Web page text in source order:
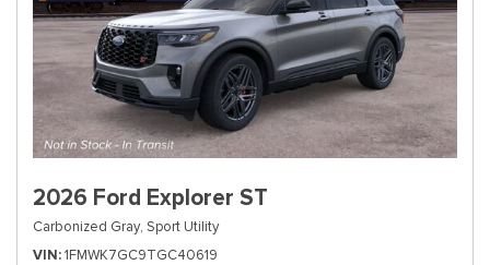
2026 Ford Explorer ST
Carbonized Gray, Sport Utility
VIN 1FMWK7GC9TGC40619